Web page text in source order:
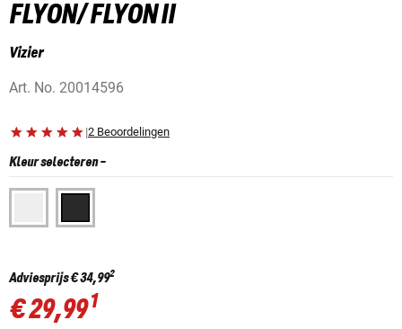
FLYON/ FLYON II
Vizier
Art. No. 20014596
|2 Beoordelingen
Kleur selecteren-
Adviesprijs€ 34,992
€ 29,991